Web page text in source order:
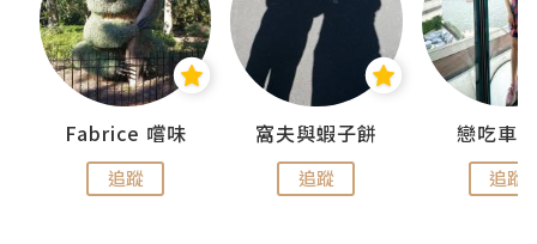
Fabrice 嚐味
追蹤
窩夫與蝦子餅
追蹤
戀吃車
追蹤